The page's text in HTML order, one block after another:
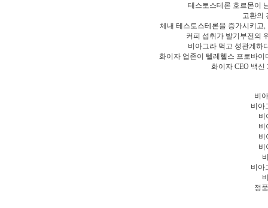
테스토스테론 호르몬이
고환의
체내 테스토스테론을 증가시키고
커피 섭취가 발기부전의
비아그라 먹고 성관계하
화이자 업존이 텔레헬스 프로바
화이자 CEO 백
비
비아
비
비
비
비
비아
정